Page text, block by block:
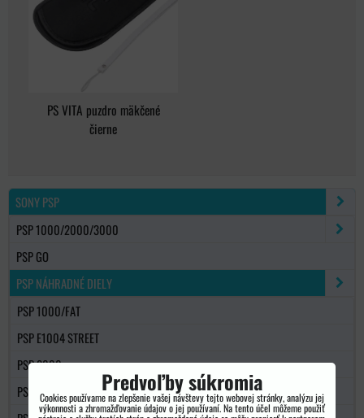
PS VITA puzdro mäkčené
čierne
SONY PSP
PSP 1000/2000/3000
PSP GO
PSP NÁHRADNÉ DIELY
PSP 1000/FAT
PSP E1004 STREET
PSP 2000
PSP 3000
Predvoľby súkromia
Cookies používame na zlepšenie vašej návštevy tejto webovej stránky, analýzu jej
výkonnosti a zhromažďovanie údajov o jej používaní. Na tento účel môžeme použiť